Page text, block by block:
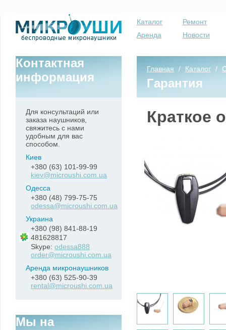
Каталог
Аренда
Ремонт
Новости
Главная / Каталог /
Гарантия
Краткое
Контактная
информация
Для консультаций или
заказа наушников,
свяжитесь с нами
удобным для вас
способом.
Киев
+380 (63) 101-99-99
kiev@microushi.com.ua
Одесса
+380 (48) 799-75-75
odessa@microushi.com.ua
Украина
+380 (98) 841-88-19
481628817
Skype: odessa888
order@microushi.com.ua
Аренда микронаушников
+380 (63) 525-90-39
rental@microushi.com.ua
Мы на